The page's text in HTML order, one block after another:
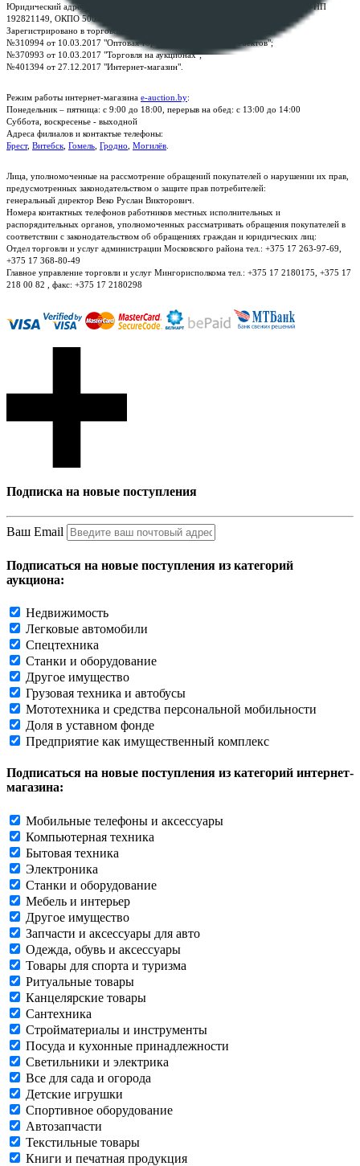
Юридический адрес: г. Минск, пр-т. Дзержинского, 1Б, e-mail:
, УНП
192821149, ОКПО 500111895000
Зарегистрировано в торговом реестре Республики Беларусь:
№310994 от 10.03.2017 "Оптовая торговля без торговых объектов";
№370993 от 10.03.2017 "Торговля на аукционах";
№401394 от 27.12.2017 "Интернет-магазин".
Режим работы интернет-магазина e-auction.by:
Понедельник – пятница: с 9:00 до 18:00, перерыв на обед: с 13:00 до 14:00
Суббота, воскресенье - выходной
Адреса филиалов и контактые телефоны:
Брест, Витебск Гомель Гродно Могилёв
Лица, уполномоченные на рассмотрение обращений покупателей о нарушении их прав,
предусмотренных законодательством о защите прав потребителей:
генеральный директор Веко Руслан Викторович.
Номера контактных телефонов работников местных исполнительных и
распорядительных органов, уполномоченных рассматривать обращения покупателей в
соответствии с законодательством об обращениях граждан и юридических лиц:
Отдел торговли и услуг администрации Московского района тел.: +375 17 263-97-69,
+375 17 368-80-49
Главное управление торговли и услуг Мингорисполкома тел.: +375 17 2180175, +375 17
218 00 82 , факс: +375 17 2180298
Подписка на новые поступления
Ваш Email
Подписаться на новые поступления из категорий
аукциона:
Недвижимость
Легковые автомобили
Спецтехника
Станки и оборудование
Другое имущество
Грузовая техника и автобусы
Мототехника и средства персональной мобильности
Доля в уставном фонде
Предприятие как имущественный комплекс
Подписаться на новые поступления из категорий интернет-
магазина:
Мобильные телефоны и аксессуары
Компьютерная техника
Бытовая техника
Электроника
Станки и оборудование
Мебель и интерьер
Другое имущество
Запчасти и аксессуары для авто
Одежда, обувь и аксессуары
Товары для спорта и туризма
Ритуальные товары
Канцелярские товары
Сантехника
Стройматериалы и инструменты
Посуда и кухонные принадлежности
Светильники и электрика
Все для сада и огорода
Детские игрушки
Спортивное оборудование
Автозапчасти
Текстильные товары
Книги и печатная продукция